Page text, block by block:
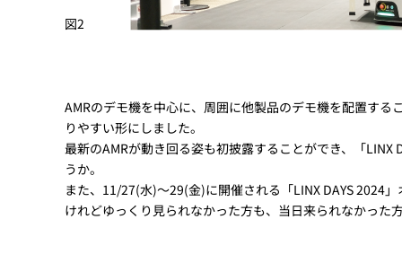
図2
AMRのデモ機を中心に、周囲に他製品のデモ機を配置す
りやすい形にしました。
最新のAMRが動き回る姿も初披露することができ、「
うか。
また、11/27(水)～29(金)に開催される「LINX DAYS 2024
けれどゆっくり見られなかった方も、当日来られなかった